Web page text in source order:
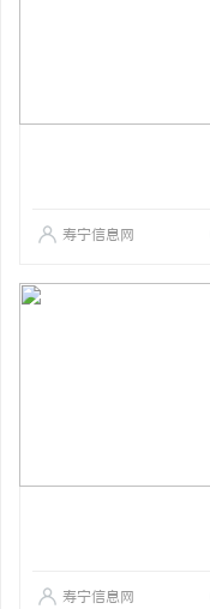
寿宁信息网
寿宁信息网